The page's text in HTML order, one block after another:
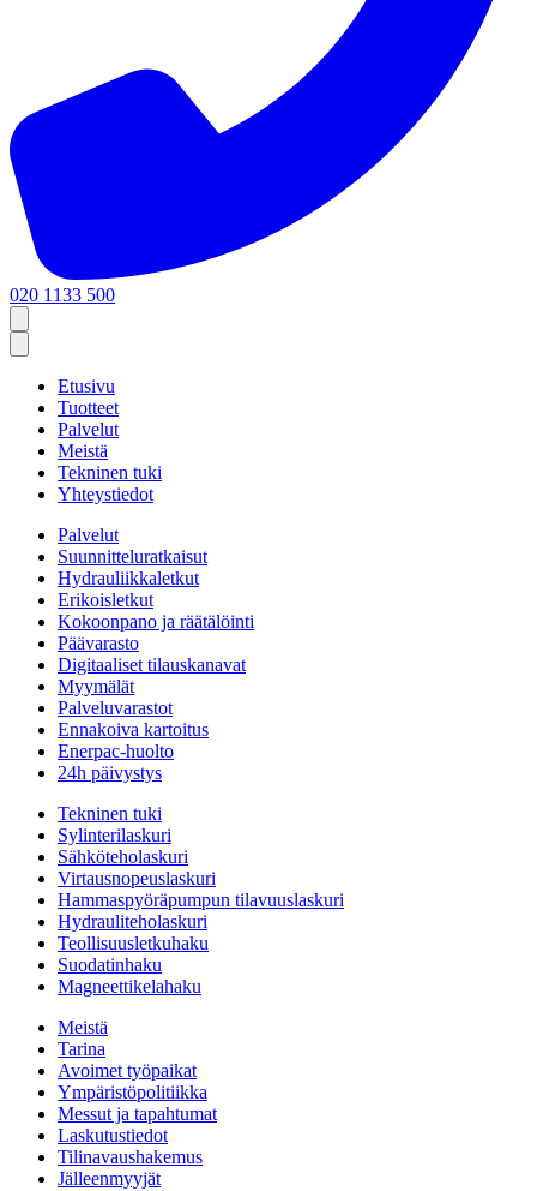
020 1133 500
Etusivu
Tuotteet
Palvelut
Meistä
Tekninen tuki
Yhteystiedot
Palvelut
Suunnitteluratkaisut
Hydrauliikkaletkut
Erikoisletkut
Kokoonpano ja räätälöinti
Päävarasto
Digitaaliset tilauskanavat
Myymälät
Palveluvarastot
Ennakoiva kartoitus
Enerpac-huolto
24h päivystys
Tekninen tuki
Sylinterilaskuri
Sähköteholaskuri
Virtausnopeuslaskuri
Hammaspyöräpumpun tilavuuslaskuri
Hydrauliteholaskuri
Teollisuusletkuhaku
Suodatinhaku
Magneettikelahaku
Meistä
Tarina
Avoimet työpaikat
Ympäristöpolitiikka
Messut ja tapahtumat
Laskutustiedot
Tilinavaushakemus
Jälleenmyyjät